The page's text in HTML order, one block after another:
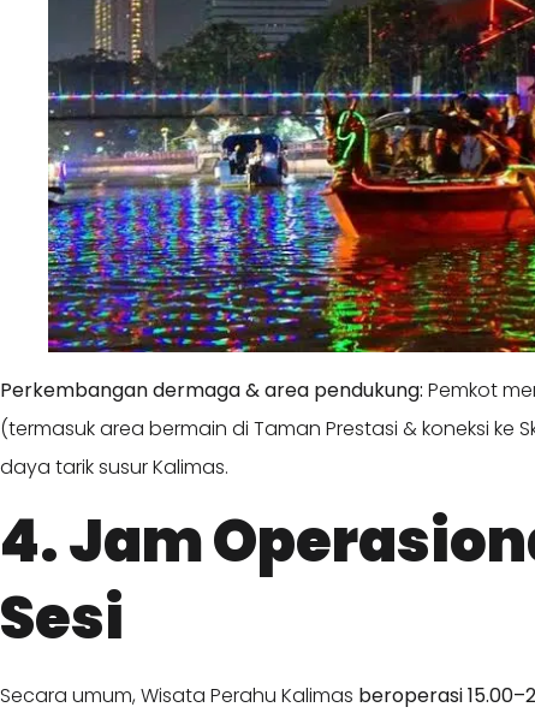
Perkembangan dermaga & area pendukung: Pemkot
(termasuk area bermain di Taman Prestasi & koneksi ke
daya tarik susur Kalimas.
4. Jam
Sesi
Secara umum, Wisata Perahu Kalimas beroperasi